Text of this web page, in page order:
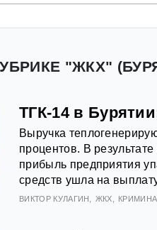
"ЖКХ"
ТГК-14 в
Выручка
процентов. В
прибыль предприятия
средств ушла на
ВИКТОР КУЛАГИН ЖКХ